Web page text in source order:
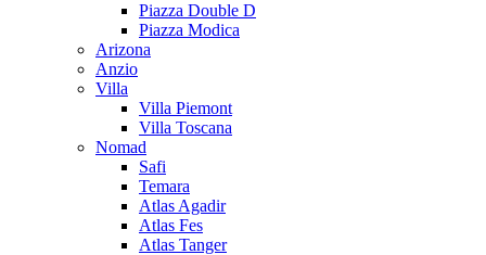
Piazza Double D
Piazza Modica
Arizona
Anzio
Villa
Villa Piemont
Villa Toscana
Nomad
Safi
Temara
Atlas Agadir
Atlas Fes
Atlas Tanger